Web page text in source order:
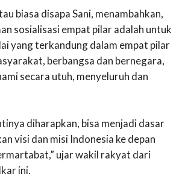
biasa disapa Sani, menambahkan,
sosialisasi empat pilar adalah untuk
yang terkandung dalam empat pilar
berbangsa dan bernegara,
secara utuh, menyeluruh dan
diharapkan, bisa menjadi dasar
visi dan misi Indonesia ke depan
ujar wakil rakyat dari
ini.